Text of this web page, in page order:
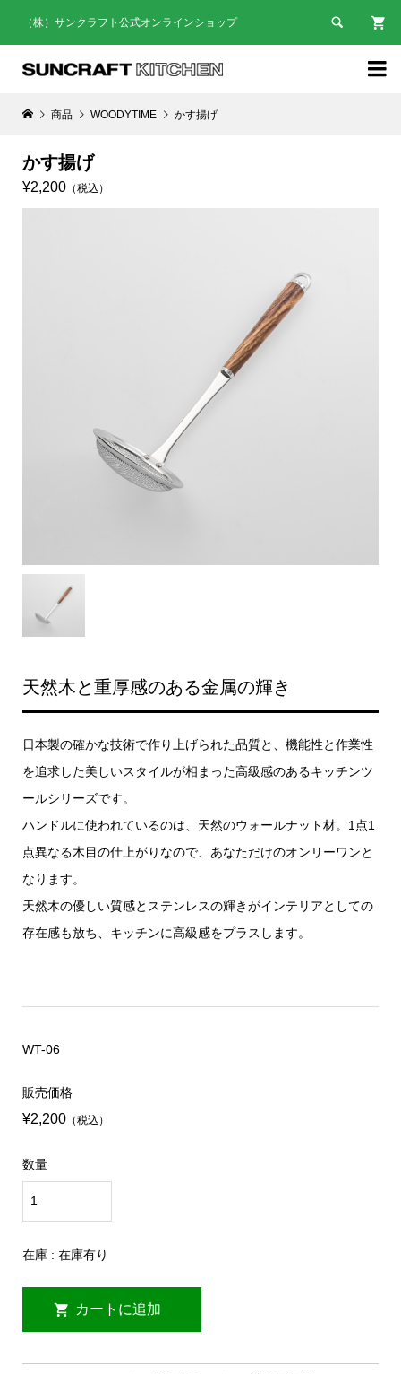
（株）サンクラフト公式オンラインショップ 

商品 WOODYTIME かす揚げ
かす揚げ
¥2,200（税込）
天然木と重厚感のある金属の輝き
日本製の確かな技術で作り上げられた品質と、機能性と作業性
を追求した美しいスタイルが相まった高級感のあるキッチンツ
ールシリーズです。
ハンドルに使われているのは、天然のウォールナット材。1点1
点異なる木目の仕上がりなので、あなただけのオンリーワンと
なります。
天然木の優しい質感とステンレスの輝きがインテリアとしての
存在感も放ち、キッチンに高級感をプラスします。
WT-06
販売価格
¥2,200（税込）
数量
在庫 : 在庫有り